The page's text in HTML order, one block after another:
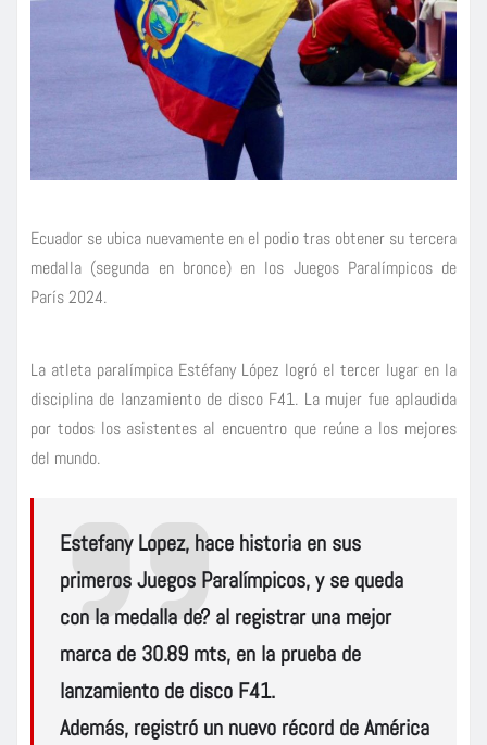
Ecuador se ubica nuevamente en el podio tras obtener su tercera
medalla (segunda en bronce) en los Juegos Paralímpicos de
París 2024.
La atleta paralímpica Estéfany López logró el tercer lugar en la
disciplina de lanzamiento de disco F41. La mujer fue aplaudida
por todos los asistentes al encuentro que reúne a los mejores
del mundo.
Estefany Lopez, hace historia en sus
primeros Juegos Paralímpicos, y se queda
con la medalla de? al registrar una mejor
marca de 30.89 mts, en la prueba de
lanzamiento de disco F41.
Además, registró un nuevo récord de América